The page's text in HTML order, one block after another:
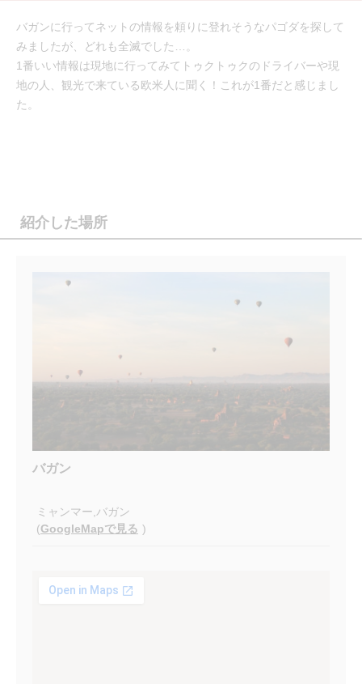
バガンに行ってネットの情報を頼りに登れそうなパゴダを探して
みましたが、どれも全滅でした…。
1番いい情報は現地に行ってみてトゥクトゥクのドライバーや現
地の人、観光で来ている欧米人に聞く！これが1番だと感じまし
た。
紹介した場所
バガン
ミャンマー,バガン
(GoogleMapで見る )